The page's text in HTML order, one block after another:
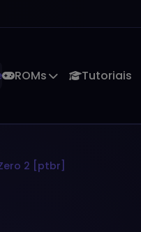
ROMs Tutoriais
2 [ptbr]